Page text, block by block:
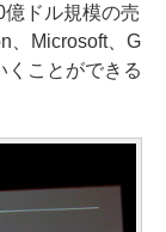
ドル規模の売
、Microsoft、G
くことができる